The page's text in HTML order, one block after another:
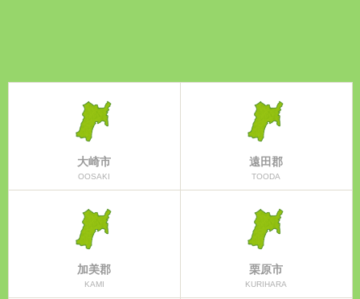
大崎市
OOSAKI
遠田郡
TOODA
加美郡
KAMI
栗原市
KURIHARA